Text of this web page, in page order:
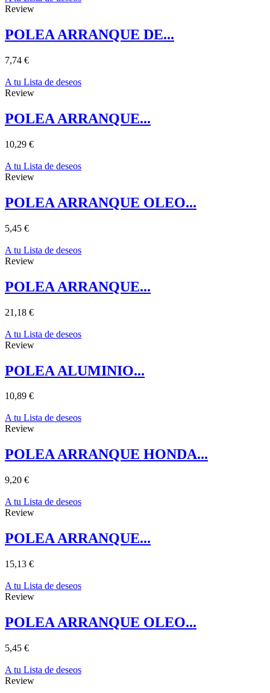
Review
POLEA ARRANQUE DE...
7,74 €
A tu Lista de deseos
Review
POLEA ARRANQUE...
10,29 €
A tu Lista de deseos
Review
POLEA ARRANQUE OLEO...
5,45 €
A tu Lista de deseos
Review
POLEA ARRANQUE...
21,18 €
A tu Lista de deseos
Review
POLEA ALUMINIO...
10,89 €
A tu Lista de deseos
Review
POLEA ARRANQUE HONDA...
9,20 €
A tu Lista de deseos
Review
POLEA ARRANQUE...
15,13 €
A tu Lista de deseos
Review
POLEA ARRANQUE OLEO...
5,45 €
A tu Lista de deseos
Review